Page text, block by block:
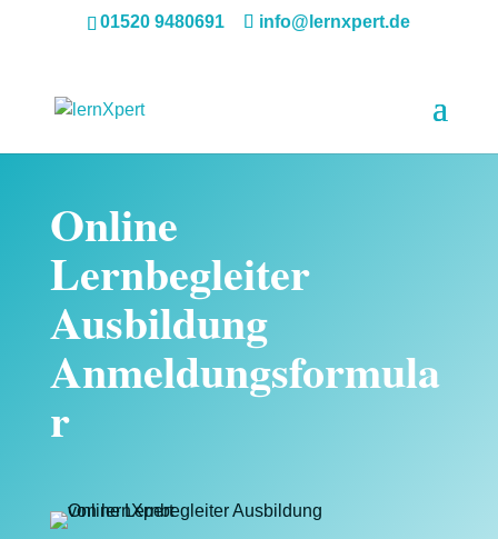
01520 9480691 info@lernxpert.de
Online
Lernbegleiter
Ausbildung
Anmeldungsformula
r